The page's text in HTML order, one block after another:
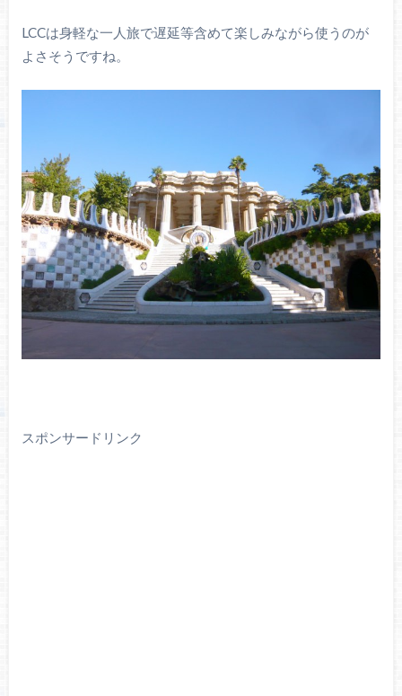
LCCは身軽な一人旅で遅延等含めて楽しみながら使うのが
よさそうですね。
スポンサードリンク